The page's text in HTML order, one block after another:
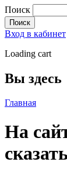
Поиск
Вход в кабинет
Loading cart
Вы здесь
Главная
На